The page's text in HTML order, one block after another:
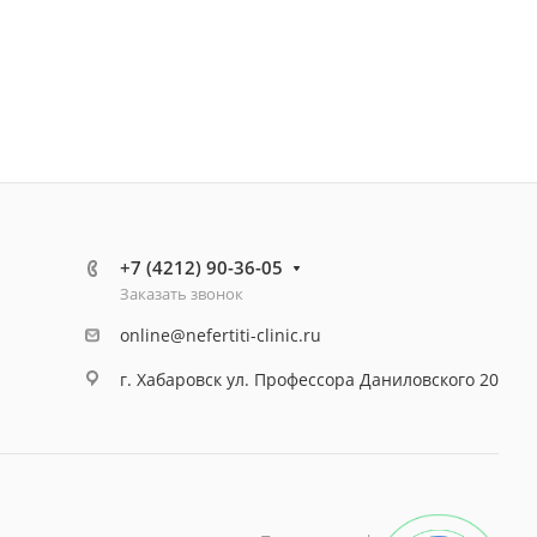
+7 (4212) 90-36-05
Заказать звонок
online@nefertiti-clinic.ru
г. Хабаровск ул. Профессора Даниловского 20